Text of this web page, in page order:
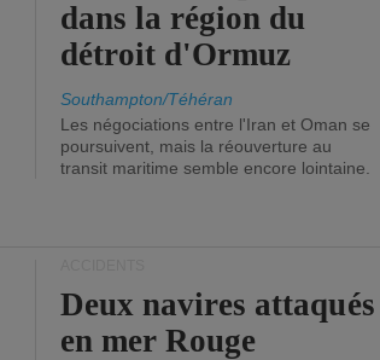
dans la région du
détroit d'Ormuz
Southampton/Téhéran
Les négociations entre l'Iran et Oman se
poursuivent, mais la réouverture au
transit maritime semble encore lointaine.
Deux navires attaqués
en mer Rouge